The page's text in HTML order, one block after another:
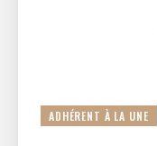
ADHÉRENT À LA UNE